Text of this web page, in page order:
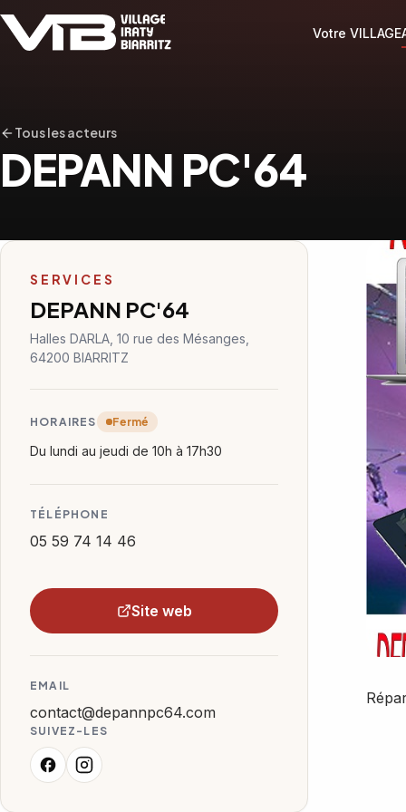
Votre VILLAGE
Tous les acteurs
DEPANN PC'64
SERVICES
DEPANN PC'64
Halles DARLA, 10 rue des Mésanges,
64200 BIARRITZ
HORAIRES Fermé
Du lundi au jeudi de 10h à 17h30
TÉLÉPHONE
05 59 74 14 46
Site web
EMAIL
contact@depannpc64.com
SUIVEZ-LES